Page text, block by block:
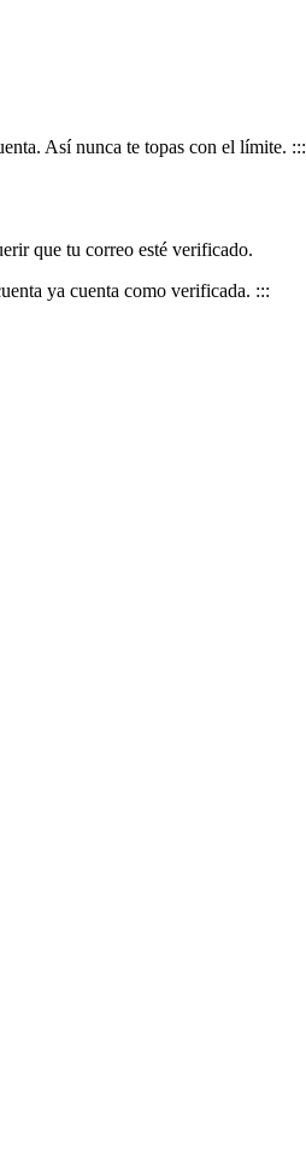
Así nunca te topas con el límite. :::
que tu correo esté verificado.
ya cuenta como verificada. :::